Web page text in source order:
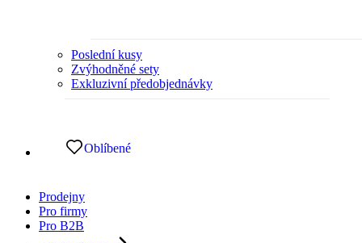
Poslední kusy
Zvýhodněné sety
Exkluzivní předobjednávky
Oblíbené
Prodejny
Pro firmy
Pro B2B